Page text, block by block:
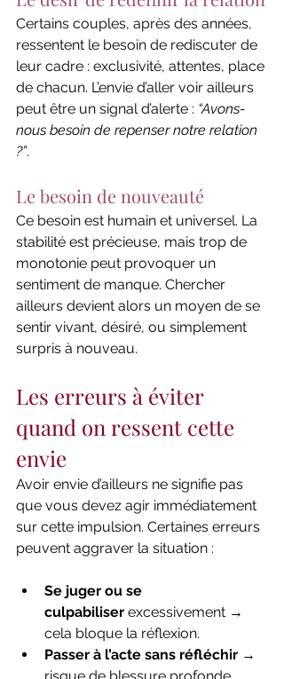
Certains couples, après des années,
ressentent le besoin de rediscuter de
leur cadre : exclusivité, attentes, place
de chacun. L’envie d’aller voir ailleurs
peut être un signal d’alerte : “Avons-
nous besoin de repenser notre relation
?”.
Le besoin de nouveauté
Ce besoin est humain et universel. La
stabilité est précieuse, mais trop de
monotonie peut provoquer un
sentiment de manque. Chercher
ailleurs devient alors un moyen de se
sentir vivant, désiré, ou simplement
surpris à nouveau.
Les erreurs à éviter
quand on ressent cette
envie
Avoir envie d’ailleurs ne signifie pas
que vous devez agir immédiatement
sur cette impulsion. Certaines erreurs
peuvent aggraver la situation :
Se juger ou se
culpabiliser excessivement →
cela bloque la réflexion.
Passer à l’acte sans réfléchir →
risque de blessure profonde